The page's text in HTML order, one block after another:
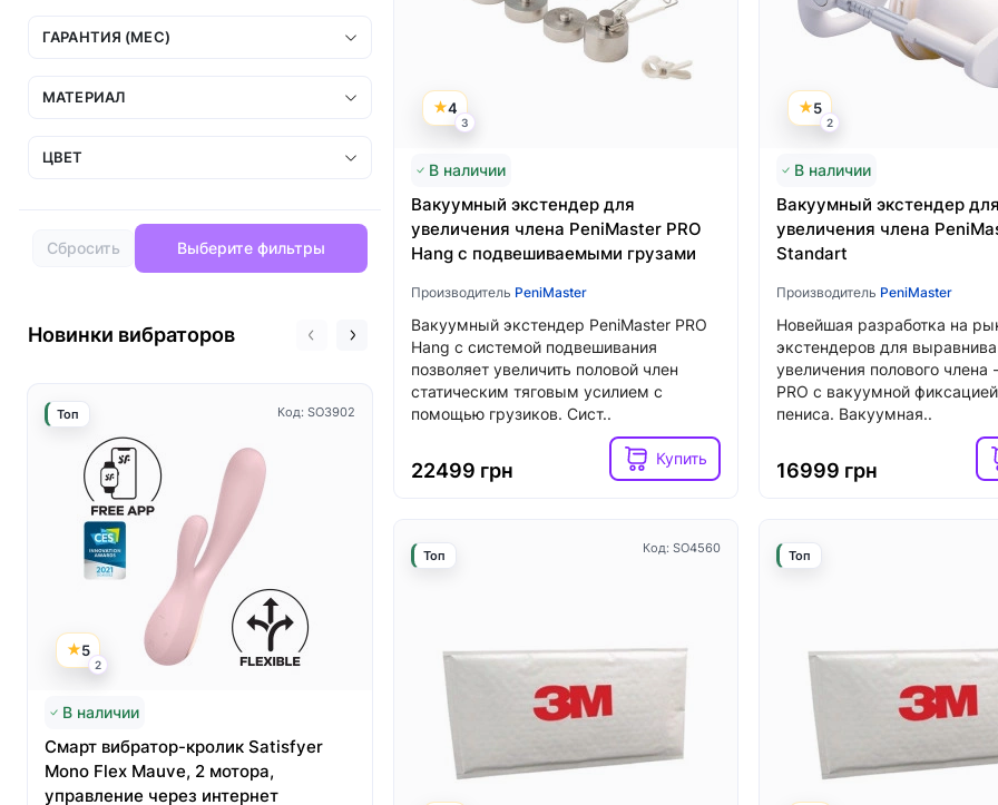
ГАРАНТИЯ (МЕС)
МАТЕРИАЛ
ЦВЕТ
Сбросить Выберите фильтры
Новинки вибраторов
Код: SO3902
5
2
Топ
В наличии
Смарт вибратор-кролик Satisfyer
Mono Flex Mauve, 2 мотора,
управление через интернет
5
Топ
Нет в наличии
Вакуумный вибратор-кролик
Satisfyer Pro Plus G-Spot Rabbit,
4
Топ
В наличии
Вибратор-кролик Fun
BI black, 2 независимых
4
3
В наличии
Вакуумный экстендер для
увеличения члена PeniMaster PRO
Hang с подвешиваемыми грузами
Производитель PeniMaster
Вакуумный экстендер PeniMaster PRO
Hang с системой подвешивания
позволяет увеличить половой член
статическим тяговым усилием с
помощью грузиков. Сист..
22499 грн
Купить
5
2
В наличии
Вакуумный экстендер
увеличения члена
Standart
Производитель PeniMaster
Новейшая разработка на
экстендеров для
увеличения полового члена
PRO с вакуумной
пениса. Вакуумная..
16999 грн
Код: SO4560
Топ Топ